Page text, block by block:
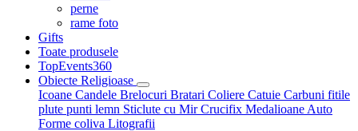
perne
rame foto
Gifts
Toate produsele
TopEvents360
Obiecte Religioase
Icoane Candele Brelocuri Bratari Coliere Catuie Carbuni fitile
plute punti lemn Sticlute cu MirCrucifix Medalioane Auto
Forme coliva Litografii